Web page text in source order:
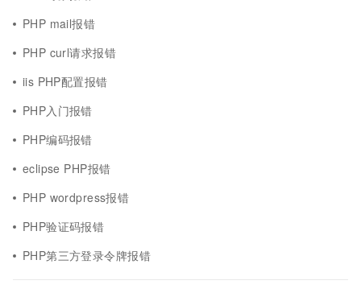
PHP mail报错
PHP curl请求报错
iis PHP配置报错
PHP入门报错
PHP编码报错
eclipse PHP报错
PHP wordpress报错
PHP验证码报错
PHP第三方登录令牌报错